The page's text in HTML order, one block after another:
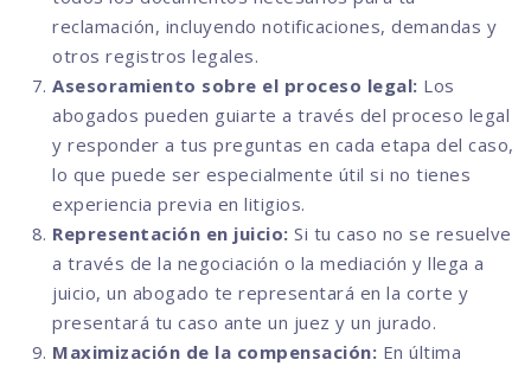
reclamación, incluyendo notificaciones, demandas y
otros registros legales.
Asesoramiento sobre el proceso legal: Los
abogados pueden guiarte a través del proceso legal
y responder a tus preguntas en cada etapa del caso,
lo que puede ser especialmente útil si no tienes
experiencia previa en litigios.
Representación en juicio: Si tu caso no se resuelve
a través de la negociación o la mediación y llega a
juicio, un abogado te representará en la corte y
presentará tu caso ante un juez y un jurado.
Maximización de la compensación: En última